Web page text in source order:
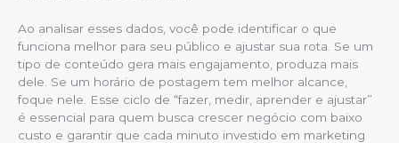
Ao analisar esses dados, você pode identificar o que
funciona melhor para seu público e ajustar sua rota. Se um
tipo de conteúdo gera mais engajamento, produza mais
dele. Se um horário de postagem tem melhor alcance,
foque nele. Esse ciclo de “fazer, medir, aprender e ajustar”
é essencial para quem busca crescer negócio com baixo
custo e garantir que cada minuto investido em marketing